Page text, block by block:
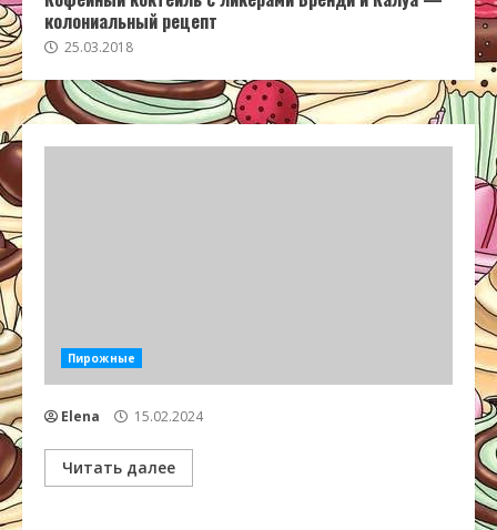
колониальный рецепт
25.03.2018
Пирожные
Elena 15.02.2024
Читать далее